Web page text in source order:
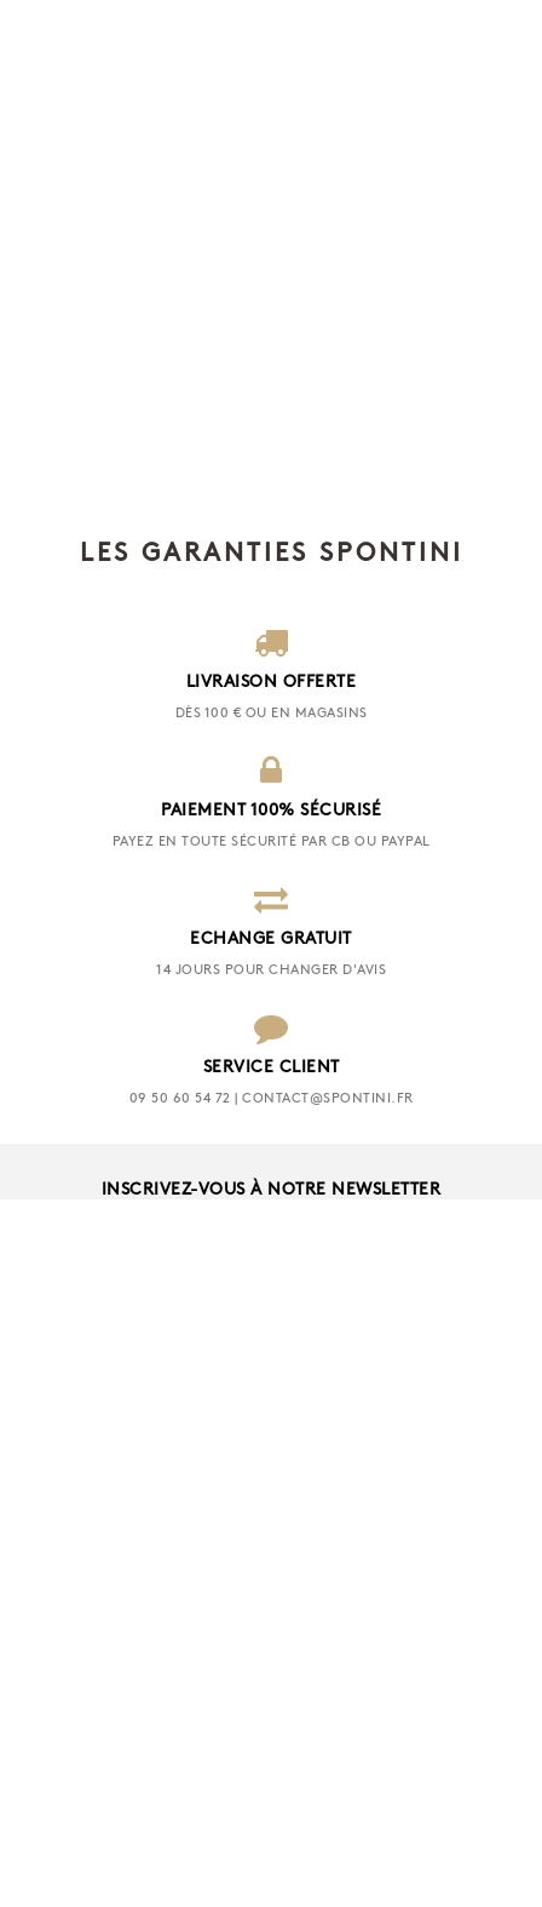
LES GARANTIES SPONTINI
LIVRAISON OFFERTE
DÈS 100 € OU EN MAGASINS
PAIEMENT 100% SÉCURISÉ
PAYEZ EN TOUTE SÉCURITÉ PAR CB OU PAYPAL
ECHANGE GRATUIT
14 JOURS POUR CHANGER D'AVIS
SERVICE CLIENT
09 50 60 54 72 | CONTACT@SPONTINI.FR
INSCRIVEZ-VOUS À NOTRE NEWSLETTER